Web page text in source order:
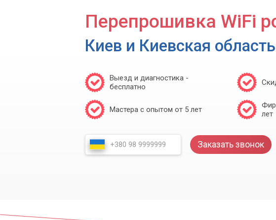
Перепрошивка WiFi
Киев и Киевская область
Выезд и диагностика -
бесплатно
Мастера с опытом от 5 лет
лет
Заказать звонок